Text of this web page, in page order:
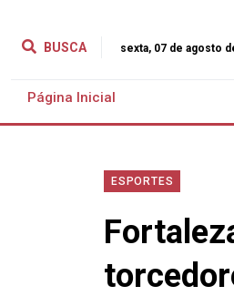
BUSCA sexta, 07 de agosto
Página Inicial
ESPORTES